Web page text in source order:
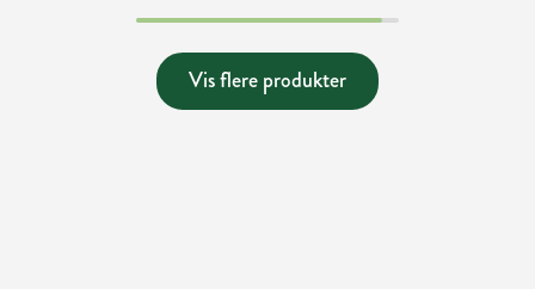
Vis flere produkter